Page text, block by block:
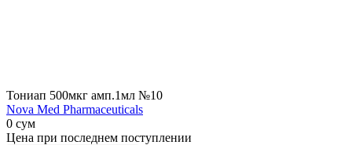
Тониап 500мкг амп.1мл №10
Nova Med Pharmaceuticals
0 сум
Цена при последнем поступлении